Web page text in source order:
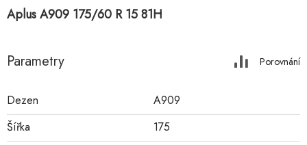
Aplus A909 175/60 R 15 81H
Parametry Porovnání
Dezen
A909
Šířka
175